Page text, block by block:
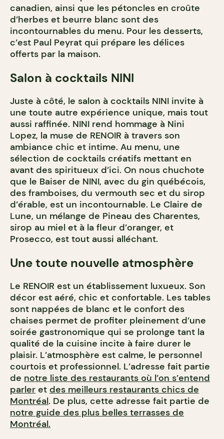
canadien, ainsi que les pétoncles en croûte
d’herbes et beurre blanc sont des
incontournables du menu. Pour les desserts,
c’est Paul Peyrat qui prépare les délices
offerts par la maison.
Salon à cocktails NINI
Juste à côté, le salon à cocktails NINI invite à
une toute autre expérience unique, mais tout
aussi raffinée. NINI rend hommage à Nini
Lopez, la muse de RENOIR à travers son
ambiance chic et intime. Au menu, une
sélection de cocktails créatifs mettant en
avant des spiritueux d’ici. On nous chuchote
que le Baiser de NINI, avec du gin québécois,
des framboises, du vermouth sec et du sirop
d’érable, est un incontournable. Le Claire de
Lune, un mélange de Pineau des Charentes,
sirop au miel et à la fleur d’oranger, et
Prosecco, est tout aussi alléchant.
Une toute nouvelle atmosphère
Le RENOIR est un établissement luxueux. Son
décor est aéré, chic et confortable. Les tables
sont nappées de blanc et le confort des
chaises permet de profiter pleinement d’une
soirée gastronomique qui se prolonge tant la
qualité de la cuisine incite à faire durer le
plaisir. L’atmosphère est calme, le personnel
courtois et professionnel. L’adresse fait partie
de notre liste des restaurants où l’on s’entend
parler et des meilleurs restaurants chics de
Montréal. De plus, cette adresse fait partie de
notre guide des plus belles terrasses de
Montréal.